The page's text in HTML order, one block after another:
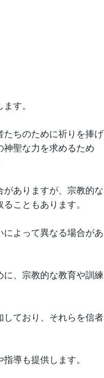
す。
ちのために祈りを捧げ
聖な力を求めるため
ありますが、宗教的な
こともあります。
よって異なる場合があ
、宗教的な教育や訓練
ており、それらを信者
導も提供します。